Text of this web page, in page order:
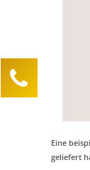
Eine
geliefert